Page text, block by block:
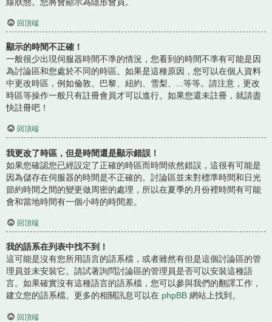
回頂端
顯示的時間不正確！
一般很少出現伺服器時間不準的情況，您看到的時間不準有可能是因
為討論區和您處於不同的時區。如果是這種原因，您可以在個人資料
中更改時區，例如倫敦、巴黎、紐約、雪梨、...等等。請注意，更改
時區等操作一般只有註冊會員才可以進行。如果您還未註冊，就請盡
快註冊吧！
回頂端
我更改了時區，但是時間還是顯示錯誤！
如果您確認您已經設定了正確的時區而時間依然錯誤，這很有可能是
因為儲存在伺服器的時間是不正確的。討論區並未對標準時間和日光
節約時間之間的變更做周密的處理，所以在夏季的月份裡時間有可能
會和當地時間有一個小時的時間差。
回頂端
我的語系在列表中找不到！
這可能是沒有您所用語言的語系檔，或者雖然有但是這個討論區的管
理員並未安裝它。請試著詢問討論區的管理員是否可以安裝這種語
言。如果確實沒有這種語言的語系檔，您可以參與我們的翻譯工作，
建立您的語系檔。更多的相關訊息可以在 phpBB 網站上找到。
回頂端